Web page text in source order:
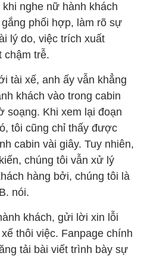
nghe nữ hành khách
phối hợp, làm rõ sự
lý do, việc trích xuất
chậm trễ.
tài xế, anh ấy vẫn khẳng
khách vào trong cabin
soạng. Khi xem lại đoạn
tôi cũng chỉ thấy được
cabin vài giây. Tuy nhiên,
chúng tôi vẫn xử lý
hàng bởi, chúng tôi là
nói.
khách, gửi lời xin lỗi
thôi việc. Fanpage chính
tải bài viết trình bày sự